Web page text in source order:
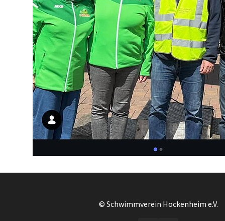
© Schwimmverein Hockenheim e.V.